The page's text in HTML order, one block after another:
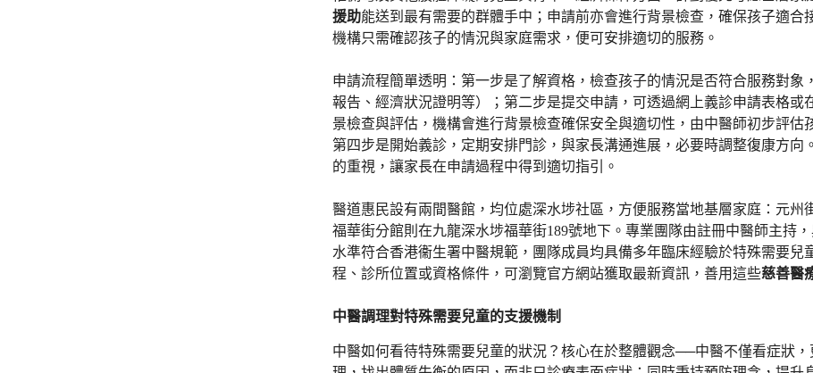
援助能送到最有需要的群體手中；申請前亦會進行背景檢查，確保孩子適合
機構只需確認孩子的情況與家庭需求，便可安排適切的服務。
申請流程簡單透明：第一步是了解資格，檢查孩子的情況是否符合服務對象
報告、經濟狀況證明等）；第二步是提交申請，可透過網上義診申請表格或
景檢查與評估，機構會進行背景檢查確保安全與適切性，由中醫師初步評估
第四步是開始義診，定期安排門診，與家長溝通進展，必要時調整復康方向
的重視，讓家長在申請過程中得到適切指引。
醫道惠民設有兩間醫館，均位處深水埗社區，方便服務當地基層家庭：元州
福華街分館則在九龍深水埗福華街189號地下。專業團隊由註冊中醫師主持
水準符合香港衞生署中醫規範，團隊成員均具備多年臨床經驗於特殊需要兒
程、診所位置或資格條件，可瀏覽官方網站獲取最新資訊，善用這些慈善醫
中醫調理對特殊需要兒童的支援機制
中醫如何看待特殊需要兒童的狀況？核心在於整體觀念──中醫不僅看症狀